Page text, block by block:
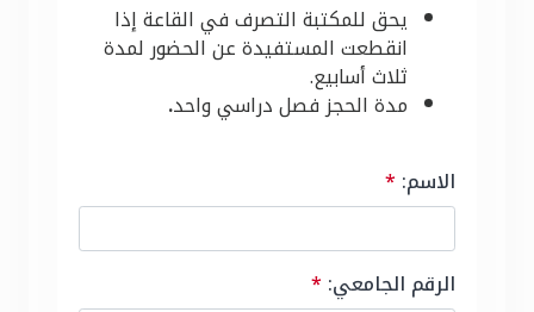
يحق للمكتبة التصرف في القاعة إذا
انقطعت المستفيدة عن الحضور لمدة
ثلاث أسابيع.
مدة الحجز فصل دراسي واحد.
الاسم: *
الرقم الجامعي: *